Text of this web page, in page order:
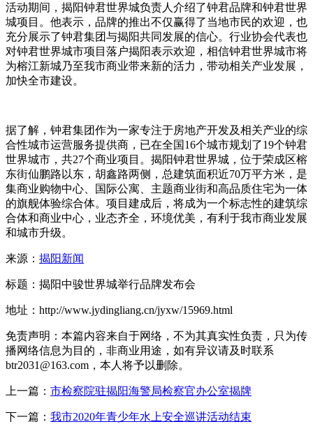
活动期间，揭阳钟君世界城负责人介绍了钟君品牌和钟君世界
城项目。他表示，品牌的推出不仅赢得了当地市民的欢迎，也
充分展示了钟君集团与揭阳共同发展的信心。行业协会代表也
对钟君世界城市项目落户揭阳表示欢迎，相信钟君世界城市将
为榕江新城乃至我市商业带来新的活力，带动相关产业发展，
加快全市建设。
据了解，钟君集团作为一家专注于房地产开发及相关产业的综
合性城市运营服务提供商，已在全国16个城市规划了19个钟君
世界城市，共27个商业项目。揭阳钟君世界城，位于荣成区榕
东街仙鹏路以东，胡鑫路两侧，总建筑面积近70万平方米，是
集商业购物中心、国际公寓、主题商业街和高品质住宅为一体
的旗舰体验综合体。项目建成后，将成为一个标志性的建筑综
合体和商业中心，业态齐全，环境优美，有利于我市商业发展
和城市升级。
来源： 揭阳新闻
标题：揭阳中骏世界城举行品牌发布会
地址：http://www.jydingliang.cn/jyxw/15969.html
免责声明：本篇内容来自于网络，不为其真实性负责，只为传
播网络信息为目的，非商业用途，如有异议请及时联系
btr2031@163.com，本人将予以删除。
上一篇： 市检察院驻揭阳海警局检察官办公室揭牌
下一篇： 我市2020年青少年水上安全巡讲活动结束